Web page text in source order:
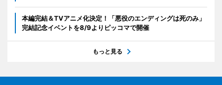
本編完結＆TVアニメ化決定！「悪役のエンディングは死のみ」
完結記念イベントを8/9よりピッコマで開催
もっと見る